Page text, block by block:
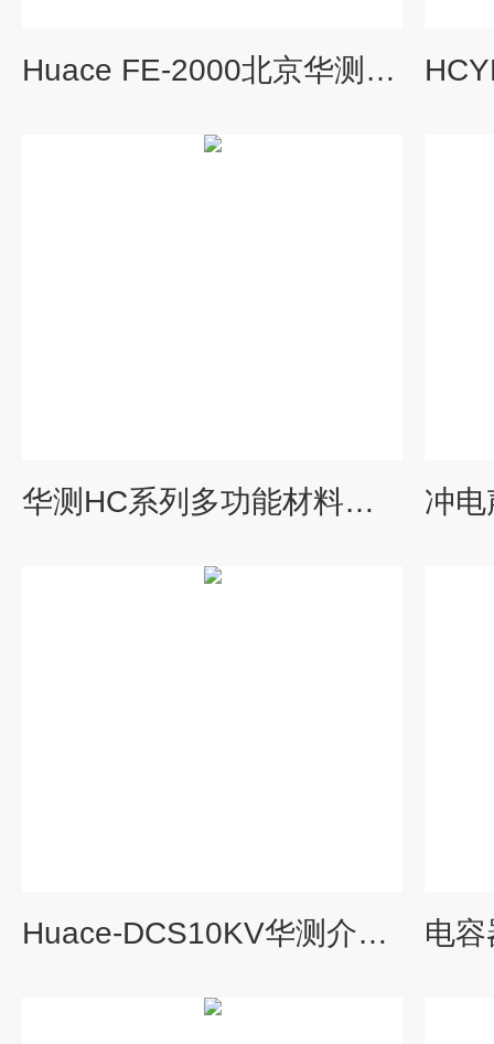
Huace FE-2000北京华测铁电压电分析仪、铁电测试仪器
华测HC系列多功能材料电学综合测试系统
Huace-DCS10KV华测介电储能材料电介质充放电测试系统